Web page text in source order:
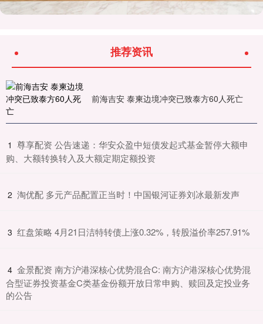
推荐资讯
前海吉安 泰柬边境冲突已致泰方60人死亡
1 ​尊享配资 公告速递：华安众盈中短债发起式基金暂停大额申
购、大额转换转入及大额定期定额投资
2 ​淘优配 多元产品配置正当时！中国银河证券刘冰最新发声
3 ​红盘策略 4月21日洁特转债上涨0.32%，转股溢价率257.91%
4 ​金景配资 南方沪港深核心优势混合C: 南方沪港深核心优势混
合型证券投资基金C类基金份额开放日常申购、赎回及定投业务
的公告